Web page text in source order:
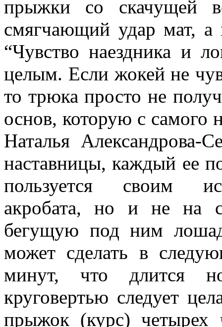
прыжки со скачущей
смягчающий удар мат, а
“Чувство наездника и
целым. Если жокей не
то трюка просто не
основ, которую с самого
Наталья Александрова-
наставницы, каждый ее
пользуется своим
акробата, но и не на
бегущую под ним
может сделать в
минут, что длится
круговертью следует
прыжок (курс) четырех